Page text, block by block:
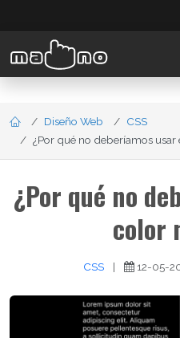
Diseño Web
CSS
¿Por qué no deberíamos usar
¿Por qué no
color
CSS | 12-05-